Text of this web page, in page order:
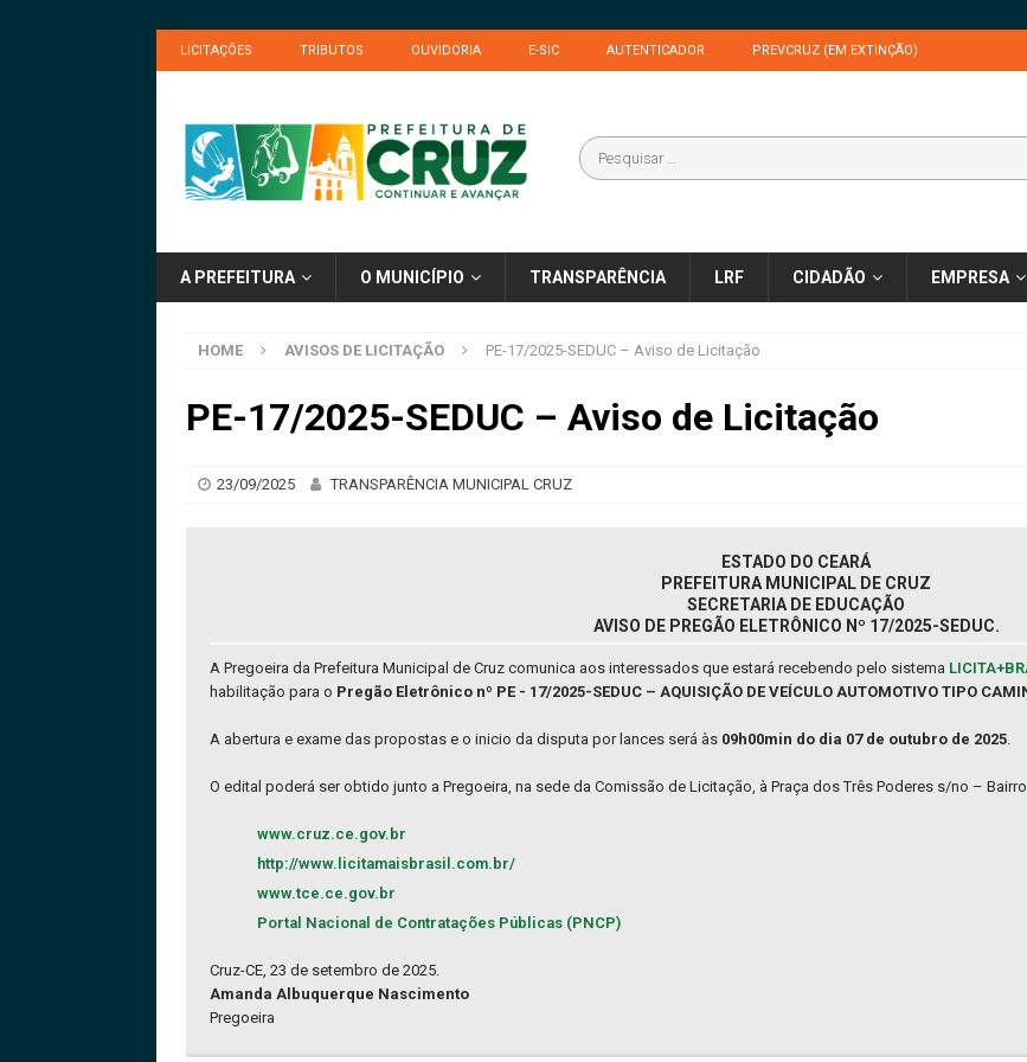
LICITAÇÕES TRIBUTOS OUVIDORIA E-SIC AUTENTICADOR PREVCRUZ (EM EXTINÇÃO)
A PREFEITURA O MUNICÍPIO TRANSPARÊNCIA LRF CIDADÃO EMPRESA
HOME AVISOS DE LICITAÇÃO PE-17/2025-SEDUC – Aviso de Licitação
PE-17/2025-SEDUC – Aviso de Licitação
23/09/2025 TRANSPARÊNCIA MUNICIPAL CRUZ
ESTADO DO CEARÁ
PREFEITURA MUNICIPAL DE CRUZ
SECRETARIA DE EDUCAÇÃO
AVISO DE PREGÃO ELETRÔNICO Nº 17/2025-SEDUC.
A Pregoeira da Prefeitura Municipal de Cruz comunica aos interessados que estará recebendo pelo sistema
habilitação para o Pregão Eletrônico nº PE - 17/2025-SEDUC – AQUISIÇÃO DE VEÍCULO AUTOMOTIVO TIPO
A abertura e exame das propostas e o inicio da disputa por lances será às 09h00min do dia 07 de outubro de 2025.
O edital poderá ser obtido junto a Pregoeira, na sede da Comissão de Licitação, à Praça dos Três Poderes s/no –
www.cruz.ce.gov.br
http://www.licitamaisbrasil.com.br/
www.tce.ce.gov.br
Portal Nacional de Contratações Públicas (PNCP)
Cruz-CE, 23 de setembro de 2025.
Amanda Albuquerque Nascimento
Pregoeira